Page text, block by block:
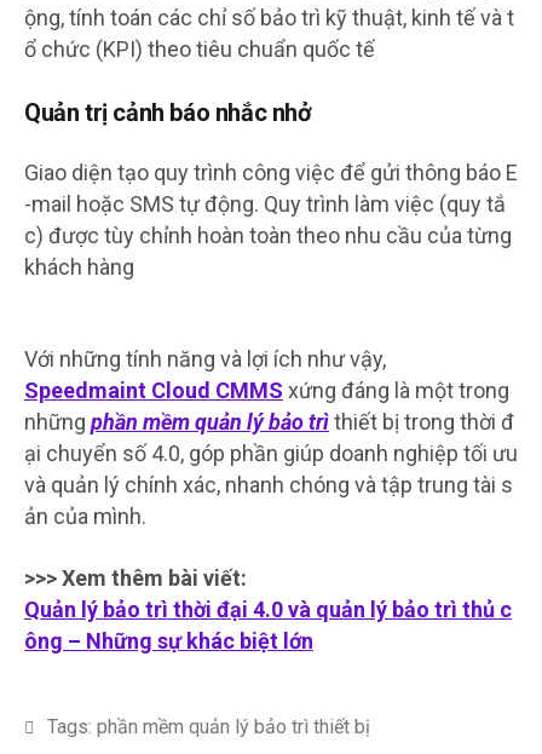
ộng, tính toán các chỉ số bảo trì kỹ thuật, kinh tế và t
ổ chức (KPI) theo tiêu chuẩn quốc tế
Quản trị cảnh báo nhắc nhở
Giao diện tạo quy trình công việc để gửi thông báo E
-mail hoặc SMS tự động. Quy trình làm việc (quy tắ
c) được tùy chỉnh hoàn toàn theo nhu cầu của từng
khách hàng
Với những tính năng và lợi ích như vậy,
Speedmaint Cloud CMMS xứng đáng là một trong
những phần mềm quản lý bảo trìthiết bị trong thời đ
ại chuyển số 4.0, góp phần giúp doanh nghiệp tối ưu
và quản lý chính xác, nhanh chóng và tập trung tài s
ản của mình.
>>> Xem thêm bài viết:
Quản lý bảo trì thời đại 4.0 và quản lý bảo trì thủ c
ông – Những sự khác biệt lớn
Tags: phần mềm quản lý bảo trì thiết bị